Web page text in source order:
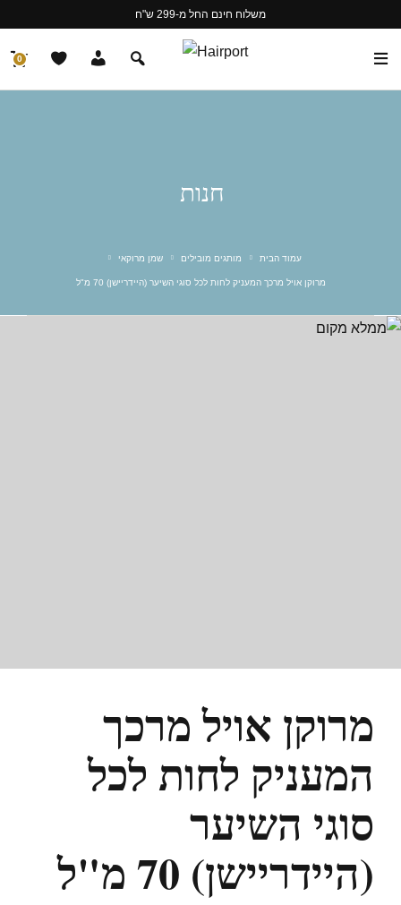
משלוח חינם החל מ-299 ש"ח
0
חנות
עמוד הבית מותגים מובילים שמן מרוקאי
מרוקן אויל מרכך המעניק לחות לכל סוגי השיער (היידריישן) 70 מ"ל
מרוקן אויל מרכך
המעניק לחות לכל
סוגי השיער
(היידריישן) 70 מ"ל